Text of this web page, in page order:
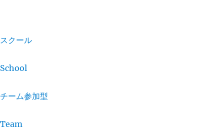
スクール
School
チーム参加型
Team